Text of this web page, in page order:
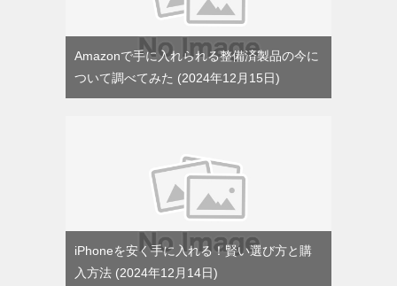
Amazonで手に入れられる整備済製品の今に
ついて調べてみた
2024年12月15日
iPhoneを安く手に入れる！賢い選び方と購
入方法
2024年12月14日